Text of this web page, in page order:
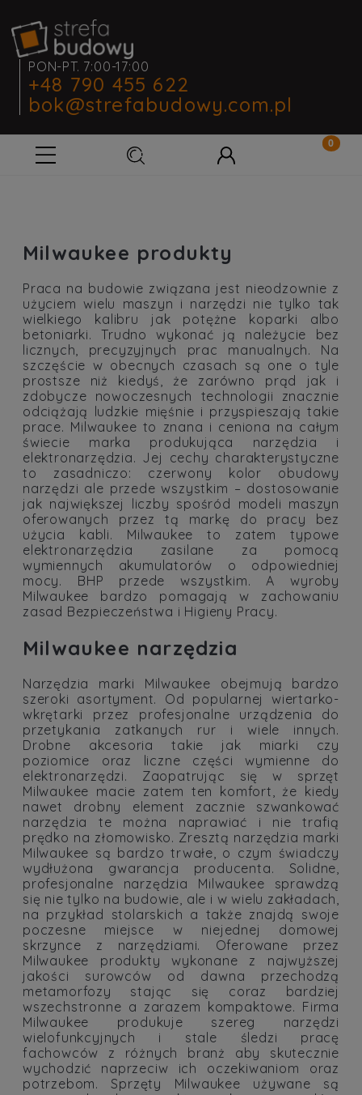
PON-PT. 7:00-17:00
+48 790 455 622
bok@strefabudowy.com.pl
Milwaukee produkty
Praca na budowie związana jest nieodzownie z
użyciem wielu maszyn i narzędzi nie tylko tak
wielkiego kalibru jak potężne koparki albo
betoniarki. Trudno wykonać ją należycie bez
licznych, precyzyjnych prac manualnych. Na
szczęście w obecnych czasach są one o tyle
prostsze niż kiedyś, że zarówno prąd jak i
zdobycze nowoczesnych technologii znacznie
odciążają ludzkie mięśnie i przyspieszają takie
prace. Milwaukee to znana i ceniona na całym
świecie marka produkująca narzędzia i
elektronarzędzia. Jej cechy charakterystyczne
to zasadniczo: czerwony kolor obudowy
narzędzi ale przede wszystkim – dostosowanie
jak największej liczby spośród modeli maszyn
oferowanych przez tą markę do pracy bez
użycia kabli. Milwaukee to zatem typowe
elektronarzędzia zasilane za pomocą
wymiennych akumulatorów o odpowiedniej
mocy. BHP przede wszystkim. A wyroby
Milwaukee bardzo pomagają w zachowaniu
zasad Bezpieczeństwa i Higieny Pracy.
Milwaukee narzędzia
Narzędzia marki Milwaukee obejmują bardzo
szeroki asortyment. Od popularnej wiertarko-
wkrętarki przez profesjonalne urządzenia do
przetykania zatkanych rur i wiele innych.
Drobne akcesoria takie jak miarki czy
poziomice oraz liczne części wymienne do
elektronarzędzi. Zaopatrując się w sprzęt
Milwaukee macie zatem ten komfort, że kiedy
nawet drobny element zacznie szwankować
narzędzia te można naprawiać i nie trafią
prędko na złomowisko. Zresztą narzędzia marki
Milwaukee są bardzo trwałe, o czym świadczy
wydłużona gwarancja producenta. Solidne,
profesjonalne narzędzia Milwaukee sprawdzą
się nie tylko na budowie, ale i w wielu zakładach,
na przykład stolarskich a także znajdą swoje
poczesne miejsce w niejednej domowej
skrzynce z narzędziami. Oferowane przez
Milwaukee produkty wykonane z najwyższej
jakości surowców od dawna przechodzą
metamorfozy stając się coraz bardziej
wszechstronne a zarazem kompaktowe. Firma
Milwaukee produkuje szereg narzędzi
wielofunkcyjnych i stale śledzi pracę
fachowców z różnych branż aby skutecznie
wychodzić naprzeciw ich oczekiwaniom oraz
potrzebom. Sprzęty Milwaukee używane są